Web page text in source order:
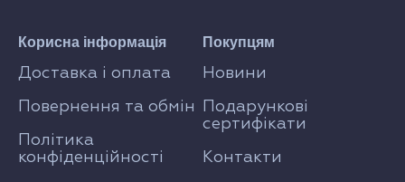
Покупцям
Новини
Подарункові
сертифікати
Контакти
Корисна інформація
Доставка і оплата
Повернення та обмін
Політика
конфіденційності